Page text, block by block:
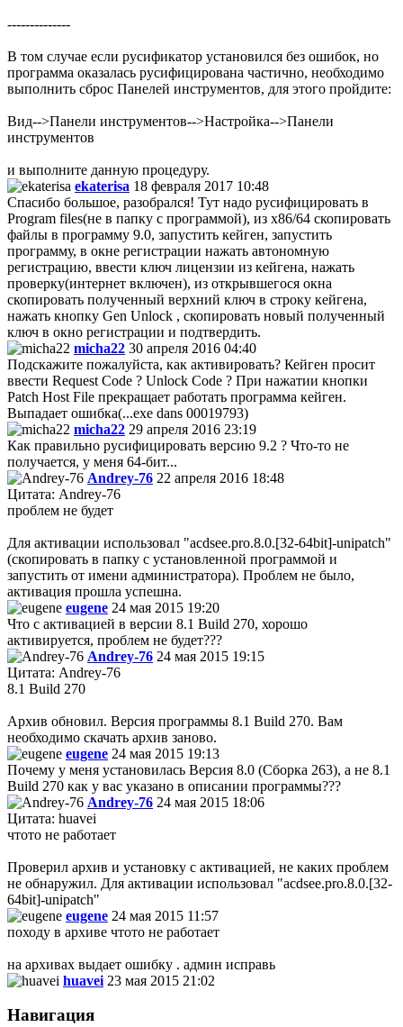
--------------
В том случае если русификатор установился без ошибок, но
программа оказалась русифицирована частично, необходимо
выполнить сброс Панелей инструментов, для этого пройдите:
Вид-->Панели инструментов-->Настройка-->Панели
инструментов
и выполните данную процедуру.
ekaterisa 18 февраля 2017 10:48
Спасибо большое, разобрался! Тут надо русифицировать в
Program files(не в папку с программой), из x86/64 cкопировать
файлы в программу 9.0, запустить кейген, запустить
программу, в окне регистрации нажать автономную
регистрацию, ввести ключ лицензии из кейгена, нажать
проверку(интернет включен), из открывшегося окна
скопировать полученный верхний ключ в строку кейгена,
нажать кнопку Gen Unlock , скопировать новый полученный
ключ в окно регистрации и подтвердить.
micha22 30 апреля 2016 04:40
Подскажите пожалуйста, как активировать? Кейген просит
ввести Request Code ? Unlock Code ? При нажатии кнопки
Patch Host File прекращает работать программа кейген.
Выпадает ошибка(...exe dans 00019793)
micha22 29 апреля 2016 23:19
Как правильно русифицировать версию 9.2 ? Что-то не
получается, у меня 64-бит...
Andrey-76 22 апреля 2016 18:48
Цитата: Andrey-76
проблем не будет
Для активации использовал "acdsee.pro.8.0.[32-64bit]-unipatch"
(скопировать в папку с установленной программой и
запустить от имени администратора). Проблем не было,
активация прошла успешна.
eugene 24 мая 2015 19:20
Что с активацией в версии 8.1 Build 270, хорошо
активируется, проблем не будет???
Andrey-76 24 мая 2015 19:15
Цитата: Andrey-76
8.1 Build 270
Архив обновил. Версия программы 8.1 Build 270. Вам
необходимо скачать архив заново.
eugene 24 мая 2015 19:13
Почему у меня установилась Версия 8.0 (Сборка 263), а не 8.1
Build 270 как у вас указано в описании программы???
Andrey-76 24 мая 2015 18:06
Цитата: huavei
чтото не работает
Проверил архив и установку с активацией, не каких проблем
не обнаружил. Для активации использовал "acdsee.pro.8.0.[32-
64bit]-unipatch"
eugene 24 мая 2015 11:57
походу в архиве чтото не работает
на архивах выдает ошибку . админ исправь
huavei 23 мая 2015 21:02
Навигация